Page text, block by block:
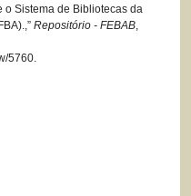
o Sistema de Bibliotecas da
Repositório - FEBAB,
5760.